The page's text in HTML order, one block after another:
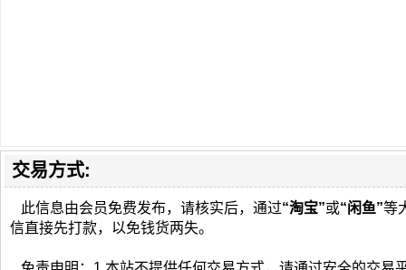
交易方式:
此信息由会员免费发布，请核实后，通过“淘宝”或“闲鱼”等
信直接先打款，以免钱货两失。